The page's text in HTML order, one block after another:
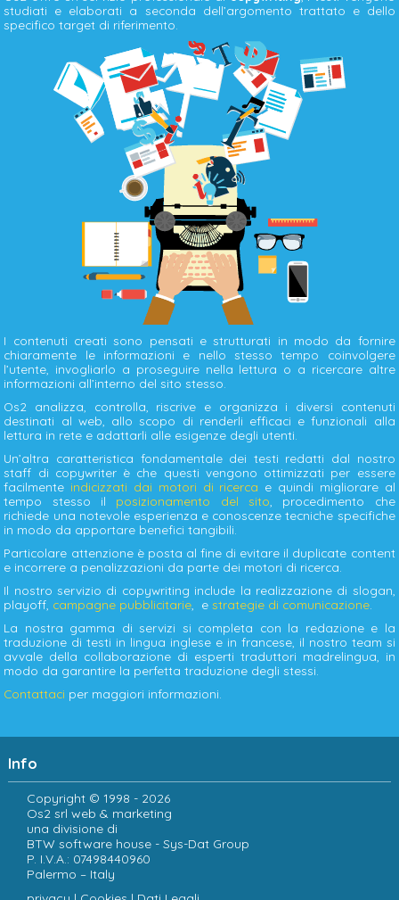
studiati e elaborati a seconda dell’argomento trattato e dello
specifico target di riferimento.
I contenuti creati sono pensati e strutturati in modo da fornire
chiaramente le informazioni e nello stesso tempo coinvolgere
l’utente, invogliarlo a proseguire nella lettura o a ricercare altre
informazioni all’interno del sito stesso.
Os2 analizza, controlla, riscrive e organizza i diversi contenuti
destinati al web, allo scopo di renderli efficaci e funzionali alla
lettura in rete e adattarli alle esigenze degli utenti.
Un’altra caratteristica fondamentale dei testi redatti dal nostro
staff di copywriter è che questi vengono ottimizzati per essere
facilmente indicizzati dai motori di ricerca e quindi migliorare al
tempo stesso il posizionamento del sito , procedimento che
richiede una notevole esperienza e conoscenze tecniche specifiche
in modo da apportare benefici tangibili.
Particolare attenzione è posta al fine di evitare il duplicate content
e incorrere a penalizzazioni da parte dei motori di ricerca.
Il nostro servizio di copywriting include la realizzazione di slogan,
playoff, campagne pubblicitarie , estrategie di comunicazione
La nostra gamma di servizi si completa con la redazione e la
traduzione di testi in lingua inglese e in francese, il nostro team si
avvale della collaborazione di esperti traduttori madrelingua, in
modo da garantire la perfetta traduzione degli stessi.
Contattaci per maggiori informazioni.
Info
Copyright © 1998 - 2026
Os2 srl web & marketing
una divisione di
BTW software house - Sys-Dat Group
P. I.V.A.: 07498440960
Palermo – Italy